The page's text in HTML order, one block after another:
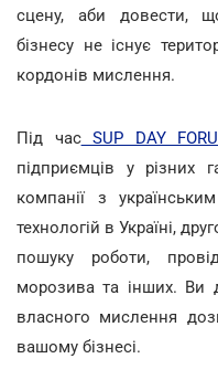
сцену, аби довести,
бізнесу не існує
кордонів мислення.
Під часSUP DAY
підприємців у різних
компанії з
технологій в Україні,
пошуку роботи,
морозива та інших. Ви
власного мислення
вашому бізнесі.